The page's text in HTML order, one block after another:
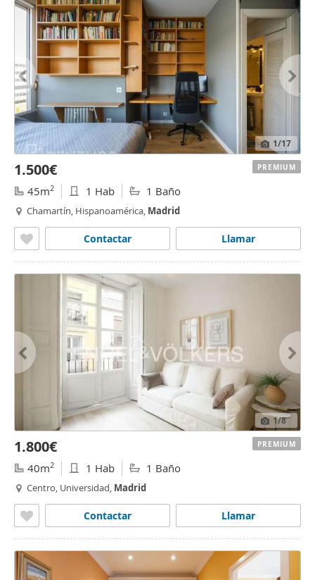
1/17
1.500€
45m2 1 Hab 1 Baño
Chamartín, Hispanoamérica, Madrid
Llamar
Contactar
PREMIUM
1/8
1.800€
40m2 1 Hab 1 Baño
Centro, Universidad, Madrid
Llamar
Contactar
PREMIUM